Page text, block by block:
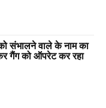
संभालने वाले के नाम का
गैंग को ऑपरेट कर रहा